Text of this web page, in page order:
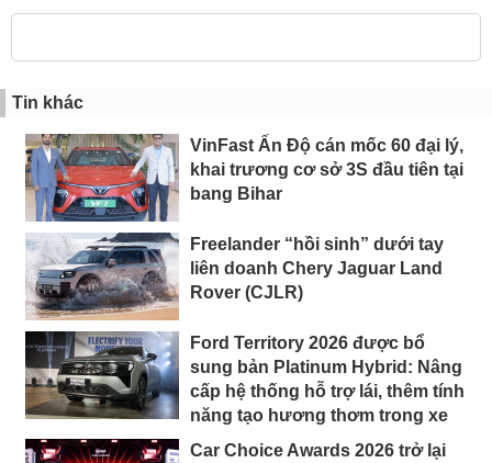
Tin khác
VinFast Ấn Độ cán mốc 60 đại lý,
khai trương cơ sở 3S đầu tiên tại
bang Bihar
Freelander “hồi sinh” dưới tay
liên doanh Chery Jaguar Land
Rover (CJLR)
Ford Territory 2026 được bổ
sung bản Platinum Hybrid: Nâng
cấp hệ thống hỗ trợ lái, thêm tính
năng tạo hương thơm trong xe
Car Choice Awards 2026 trở lại